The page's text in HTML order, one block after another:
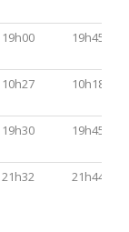
19h00 19h45
10h27 10h18
19h30 19h45
21h32 21h44